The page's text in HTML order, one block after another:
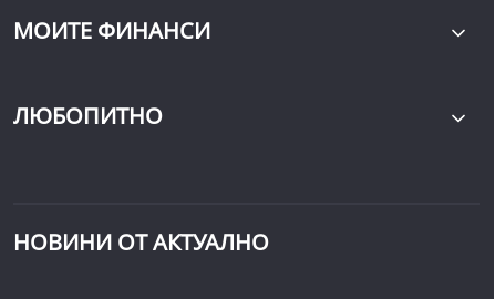
МОИТЕ ФИНАНСИ
ЛЮБОПИТНО
НОВИНИ ОТ АКТУАЛНО